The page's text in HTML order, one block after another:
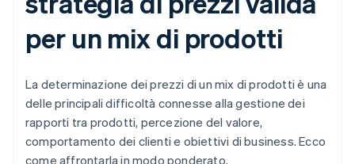
per un mix di prodotti
La determinazione dei prezzi di un mix di prodotti è una
delle principali difficoltà connesse alla gestione dei
rapporti tra prodotti, percezione del valore,
comportamento dei clienti e obiettivi di business. Ecco
come affrontarla in modo ponderato.